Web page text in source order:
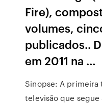
Fire),
volumes,
publicados..
em 2011 na …
Sinopse: A primeira
televisão que